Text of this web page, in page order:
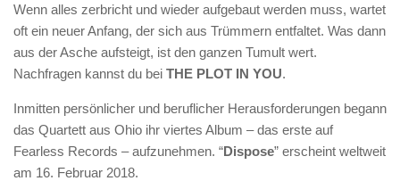
Wenn alles zerbricht und wieder aufgebaut werden muss, wartet
oft ein neuer Anfang, der sich aus Trümmern entfaltet. Was dann
aus der Asche aufsteigt, ist den ganzen Tumult wert.
Nachfragen kannst du bei THE PLOT IN YOU.
Inmitten persönlicher und beruflicher Herausforderungen begann
das Quartett aus Ohio ihr viertes Album – das erste auf
Fearless Records – aufzunehmen. “Dispose” erscheint weltweit
am 16. Februar 2018.